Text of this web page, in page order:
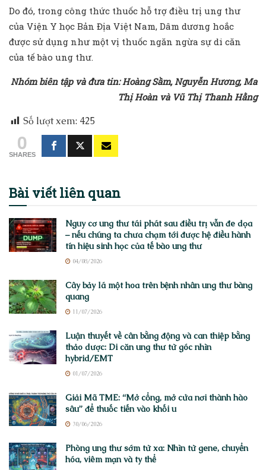
Do đó, trong công thức thuốc hỗ trợ điều trị ung thư
của Viện Y học Bản Địa Việt Nam, Dâm dương hoắc
được sử dụng như một vị thuốc ngăn ngừa sự di căn
của tế bào ung thư.
Nhóm biên tập và đưa tin: Hoàng Sầm, Nguyễn Hương, Ma
Thị Hoàn và Vũ Thị Thanh Hằng
Số lượt xem: 425
0
SHARES
Bài viếtliên quan
Nguy cơ ung thư tái phát sau điều trị vẫn đe dọa
– nếu chúng ta chưa chạm tới được hệ điều hành
tín hiệu sinh học của tế bào ung thư
04/08/2026
Cây bảy lá một hoa trên bệnh nhân ung thư bàng
quang
11/07/2026
Luận thuyết về cân bằng động và can thiệp bằng
thảo dược: Di căn ung thư từ góc nhìn
hybrid/EMT
01/07/2026
Giải Mã TME: “Mở cổng, mở cửa nơi thành hào
sâu” để thuốc tiến vào khối u
30/06/2026
Phòng ung thư sớm từ xa: Nhìn từ gene, chuyển
hóa, viêm mạn và ty thể